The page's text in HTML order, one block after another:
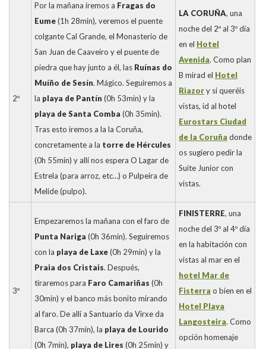
2º
Por la mañana iremos a Fragas do
Eume(1h 28min), veremos el puente
colgante Cal Grande, el Monasterio de
San Juan de Caaveiro y el puente de
piedra que hay junto a él, las Ruínas do
Muíño de Sesín. Mágico. Seguiremos a
la playa de Pantín (0h 53min) y la
playa de Santa Comba (0h 35min).
Tras esto iremos a la la Coruña,
concretamente a la torre de Hércules
(0h 55min) y allí nos espera O Lagar de
Estrela (para arroz, etc…) o Pulpeira de
Melide (pulpo).
LA CORUÑA, una
noche del 2º al 3º día
en el Hotel
Avenida. Como plan
B mirad el Hotel
Riazory si queréis
vistas, id al hotel
Eurostars Ciudad
de la Coruña donde
os sugiero pedir la
Suite Junior con
vistas.
3º
Empezaremos la mañana con el faro de
Punta Nariga (0h 36min). Seguiremos
con la playa de Laxe(0h 29min) y la
Praia dos Cristais. Después,
tiraremos para Faro Camariñas (0h
30min) y el banco más bonito mirando
al faro. De allí a Santuario da Virxe da
Barca (0h 37min), la playa de Lourido
(0h 7min), playa de Lires (0h 25min) y
FINISTERRE, una
noche del 3º al 4º día
en la habitación con
vistas al mar en el
hotel Mar de
Fisterra o bien en el
Hotel Playa
Langosteira. Como
opción homenaje